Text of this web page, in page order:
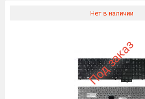
Нет в наличии
Под заказ